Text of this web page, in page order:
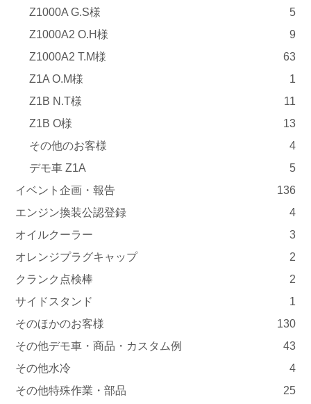
Z1000A G.S様
5
Z1000A2 O.H様
9
Z1000A2 T.M様
63
Z1A O.M様
1
Z1B N.T様
11
Z1B O様
13
その他のお客様
4
デモ車 Z1A
5
イベント企画・報告
136
エンジン換装公認登録
4
オイルクーラー
3
オレンジプラグキャップ
2
クランク点検棒
2
サイドスタンド
1
そのほかのお客様
130
その他デモ車・商品・カスタム例
43
その他水冷
4
その他特殊作業・部品
25